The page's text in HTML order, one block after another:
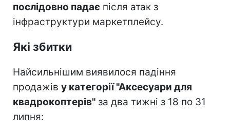
послідовно падає після атак з
інфраструктури маркетплейсу.
Які збитки
Найсильнішим виявилося падіння
продажів у категорії "Аксесуари для
квадрокоптерів" за два тижні з 18 по 31
липня: